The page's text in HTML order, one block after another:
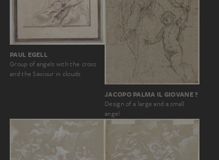
PAUL EGELL
Group of angels with the cross
and the Saviour in clouds
JACOPO PALMA IL GIOVANE ?
Design of a large and a small
angel